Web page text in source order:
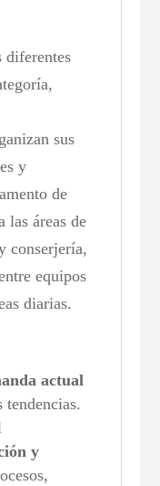
diferentes
sus
y
de
las áreas de
conserjería,
equipos
diarias.
actual
tendencias.
y